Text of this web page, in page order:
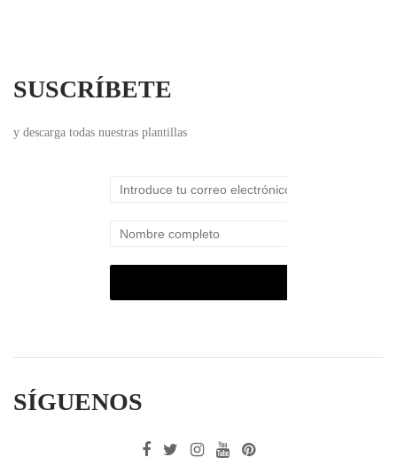
SUSCRÍBETE
y descarga todas nuestras plantillas
SÍGUENOS